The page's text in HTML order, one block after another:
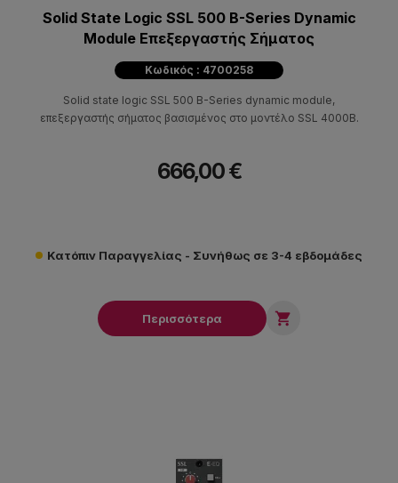
Solid State Logic SSL 500 B-Series Dynamic
Module Επεξεργαστής Σήματος
Κωδικός : 4700258
Solid state logic SSL 500 B-Series dynamic module,
επεξεργαστής σήματος βασισμένος στο μοντέλο SSL 4000B.
666,00 €
Κατόπιν Παραγγελίας - Συνήθως σε 3-4 εβδομάδες
Περισσότερα 